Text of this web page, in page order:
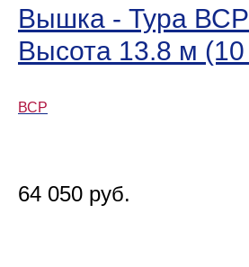
Вышка - Тура
Высота 13.8 м (10
ВСР
64 050 руб.